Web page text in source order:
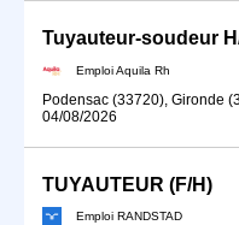
Tuyauteur-soudeur
Emploi Aquila Rh
Podensac (33720), Gironde
04/08/2026
TUYAUTEUR (F/H)
Emploi RANDSTAD